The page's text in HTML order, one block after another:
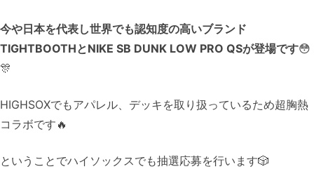
今や日本を代表し世界でも認知度の高いブランド
TIGHTBOOTHとNIKE SB DUNK LOW PRO QSが登場です😳
🎊
HIGHSOXでもアパレル、デッキを取り扱っているため超胸熱
コラボです🔥
ということでハイソックスでも抽選応募を行います🎲